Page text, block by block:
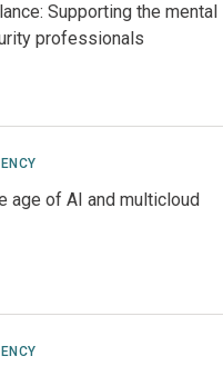
Supporting the mental
professionals
age of AI and multicloud